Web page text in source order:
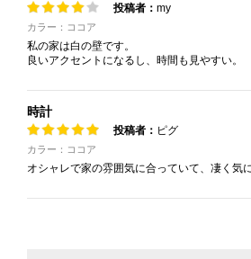
投稿者： my
カラー：ココア
私の家は白の壁です。
良いアクセントになるし、時間も見やすい。
時計
投稿者： ピグ
カラー：ココア
オシャレで家の雰囲気に合っていて、凄く気